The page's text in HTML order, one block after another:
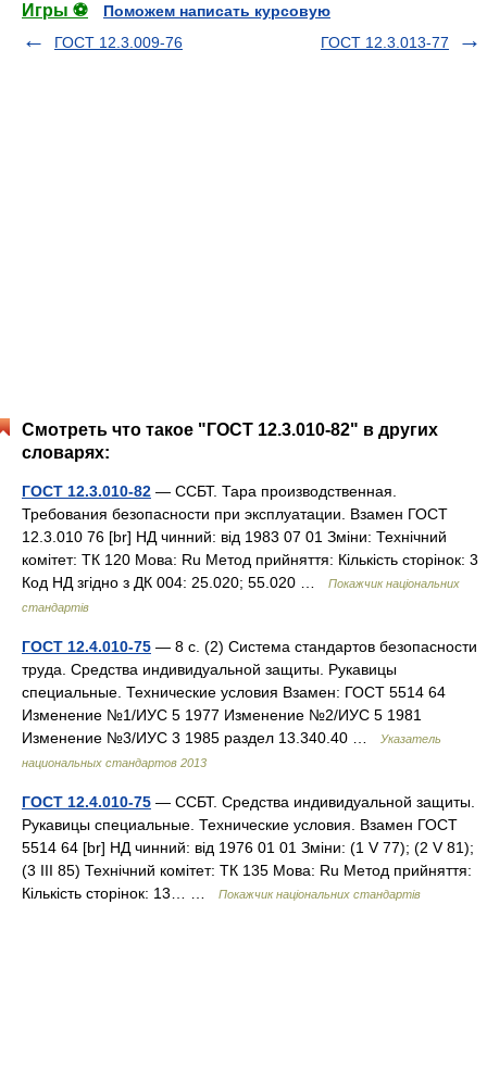
Игры ⚽
Поможем написать курсовую
ГОСТ 12.3.009-76
ГОСТ 12.3.013-77
Смотреть что такое "ГОСТ 12.3.010-82" в других
словарях:
ГОСТ 12.3.010-82 — ССБТ. Тара производственная.
Требования безопасности при эксплуатации. Взамен ГОСТ
12.3.010 76 [br] НД чинний: від 1983 07 01 Зміни: Технічний
комітет: ТК 120 Мова: Ru Метод прийняття: Кількість сторінок: 3
Код НД згідно з ДК 004: 25.020; 55.020 …
Покажчик національних
стандартів
ГОСТ 12.4.010-75 — 8 с. (2) Система стандартов безопасности
труда. Средства индивидуальной защиты. Рукавицы
специальные. Технические условия Взамен: ГОСТ 5514 64
Изменение №1/ИУС 5 1977 Изменение №2/ИУС 5 1981
Изменение №3/ИУС 3 1985 раздел 13.340.40 …
Указатель
национальных стандартов 2013
ГОСТ 12.4.010-75 — ССБТ. Средства индивидуальной защиты.
Рукавицы специальные. Технические условия. Взамен ГОСТ
5514 64 [br] НД чинний: від 1976 01 01 Зміни: (1 V 77); (2 V 81);
(3 III 85) Технічний комітет: ТК 135 Мова: Ru Метод прийняття:
Кількість сторінок: 13… …
Покажчик національних стандартів